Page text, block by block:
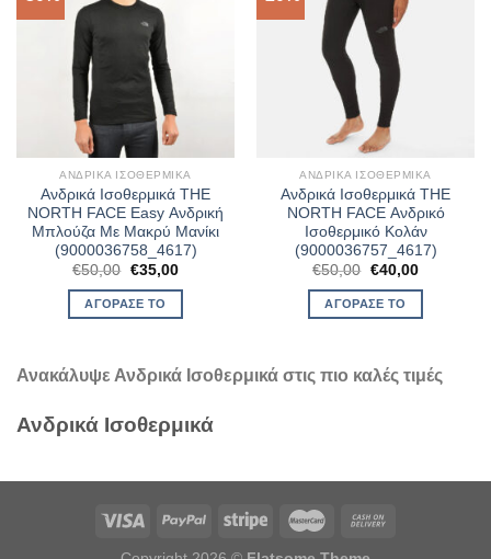
ΑΝΔΡΙΚΆ ΙΣΟΘΕΡΜΙΚΆ
Ανδρικά Ισοθερμικά THE
NORTH FACE Easy Ανδρική
Μπλούζα Με Μακρύ Μανίκι
(9000036758_4617)
€50,00 Original
was:
€50,00.
€35,00Η
ΑΓΌΡΑΣΈ ΤΟ
ΑΝΔΡΙΚΆ ΙΣΟΘΕΡΜΙΚΆ
Ανδρικά Ισοθερμικά THE
NORTH FACE Ανδρικό
Ισοθερμικό Κολάν
(9000036757_4617)
€50,00 Original
was:
€50,00.
€40,00Η
ΑΓΌΡΑΣΈ ΤΟ
Ανακάλυψε Ανδρικά Ισοθερμικά στις πιο καλές τιμές
Ανδρικά Ισοθερμικά